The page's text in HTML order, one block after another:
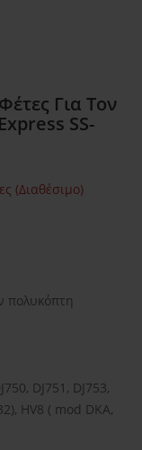
Για Τον
SS-
(Διαθέσιμο)
πολυκόπτη
DJ751, DJ753,
HV8 ( mod DKA,